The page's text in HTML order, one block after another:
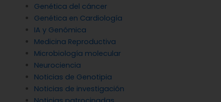
Genética del cáncer
Genética en Cardiología
IA y Genómica
Medicina Reproductiva
Microbiología molecular
Neurociencia
Noticias de Genotipia
Noticias de investigación